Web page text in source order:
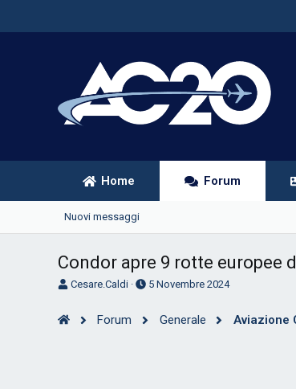
Home Forum
Nuovi messaggi
Condor apre 9 rotte europee
A
Cesare.Caldi
D
5 Novembre 2024
Forum Generale Aviazione